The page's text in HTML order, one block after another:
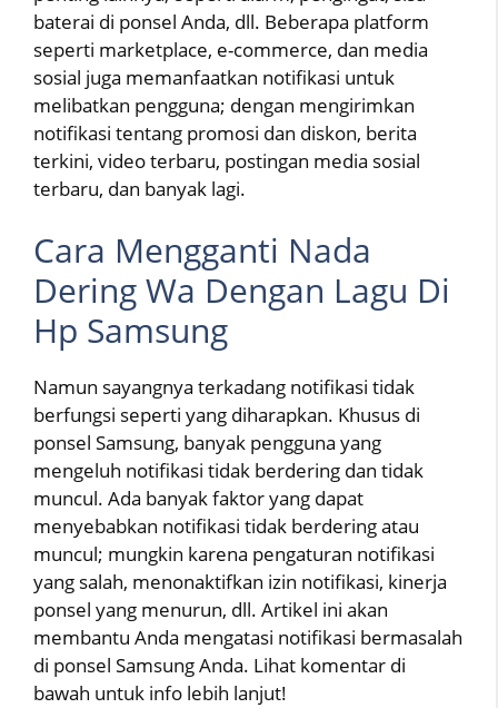
baterai di ponsel Anda, dll. Beberapa platform
seperti marketplace, e-commerce, dan media
sosial juga memanfaatkan notifikasi untuk
melibatkan pengguna; dengan mengirimkan
notifikasi tentang promosi dan diskon, berita
terkini, video terbaru, postingan media sosial
terbaru, dan banyak lagi.
Cara Mengganti Nada
Dering Wa Dengan Lagu Di
Hp Samsung
Namun sayangnya terkadang notifikasi tidak
berfungsi seperti yang diharapkan. Khusus di
ponsel Samsung, banyak pengguna yang
mengeluh notifikasi tidak berdering dan tidak
muncul. Ada banyak faktor yang dapat
menyebabkan notifikasi tidak berdering atau
muncul; mungkin karena pengaturan notifikasi
yang salah, menonaktifkan izin notifikasi, kinerja
ponsel yang menurun, dll. Artikel ini akan
membantu Anda mengatasi notifikasi bermasalah
di ponsel Samsung Anda. Lihat komentar di
bawah untuk info lebih lanjut!